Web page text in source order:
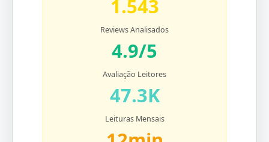
1.543
Reviews Analisados
4.9/5
Avaliação Leitores
47.3K
Leituras Mensais